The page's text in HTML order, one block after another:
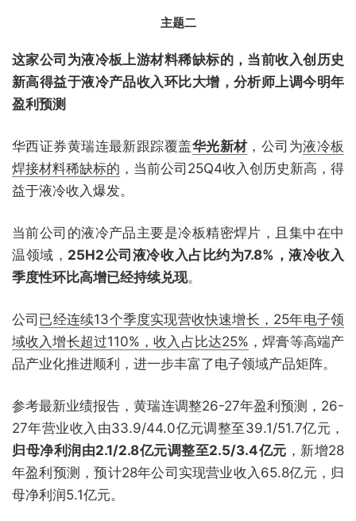
主题二
这家公司为液冷板上游材料稀缺标的，当前收入创历史
新高得益于液冷产品收入环比大增，分析师上调今明年
盈利预测
华西证券黄瑞连最新跟踪覆盖华光新材，公司为液冷板
焊接材料稀缺标的 ，当前公司25Q4收入创历史新高，得
益于液冷收入爆发。
当前公司的液冷产品主要是冷板精密焊片，且集中在中
温领域， 25H2公司液冷收入占比约为7.8%，液冷收入
季度性环比高增已经持续兑现。
公司 已经连续13个季度实现营收快速增长，25年电子领
域收入增长超过110%，收入占比达25% ，焊膏等高端产
品产业化推进顺利，进一步丰富了电子领域产品矩阵。
参考最新业绩报告，黄瑞连调整26-27年盈利预测，26-
27年营业收入由33.9/44.0亿元调整至39.1/51.7亿元，
归母净利润由2.1/2.8亿元调整至2.5/3.4亿元 ，新增28
年盈利预测，预计28年公司实现营业收入65.8亿元，归
母净利润5.1亿元。